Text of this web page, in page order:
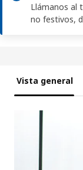
Llámanos al
no festivos,
Vista general